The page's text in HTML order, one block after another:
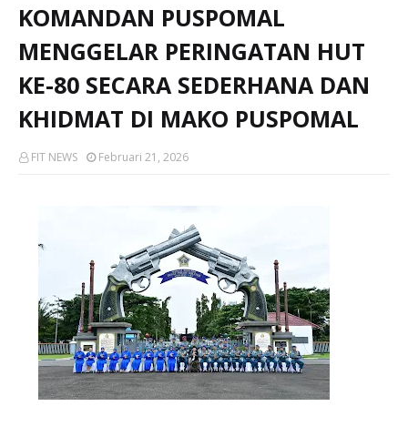
KOMANDAN PUSPOMAL
MENGGELAR PERINGATAN HUT
KE-80 SECARA SEDERHANA DAN
KHIDMAT DI MAKO PUSPOMAL
FIT NEWS Februari 21, 2026